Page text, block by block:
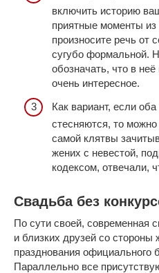
включить историю
приятные моменты
произносите речь от
сугубо формальной.
обозначать, что в
очень интересное.
Как вариант, если
стесняются, то
самой клятвы
жених с невестой,
кодексом, отвечали,
Свадьба без
По сути своей, современная
и близких друзей со
празднования официального
Параллельно все